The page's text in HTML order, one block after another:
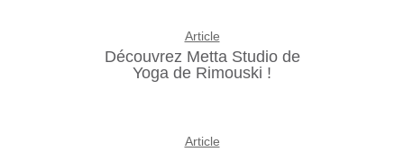
Article
Découvrez Metta Studio de
Yoga de Rimouski !
Article